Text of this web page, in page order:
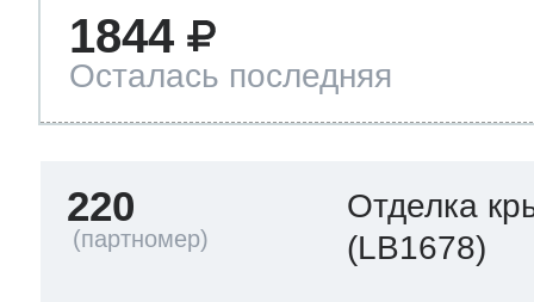
1844
Осталась последняя
220
Отделка
(LB1678)